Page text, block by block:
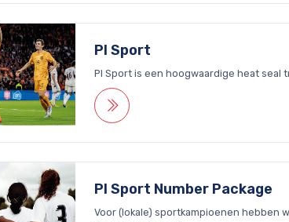
PI Sport
PI Sport is een hoogwaardige heat seal
PI Sport Number Package
Voor (lokale) sportkampioenen hebben